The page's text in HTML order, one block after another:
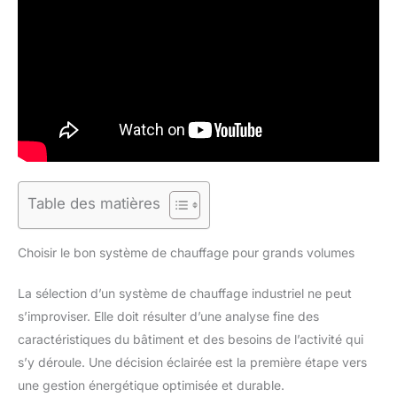
Table des matières
Choisir le bon système de chauffage pour grands volumes
La sélection d’un système de chauffage industriel ne peut
s’improviser. Elle doit résulter d’une analyse fine des
caractéristiques du bâtiment et des besoins de l’activité qui
s’y déroule. Une décision éclairée est la première étape vers
une gestion énergétique optimisée et durable.